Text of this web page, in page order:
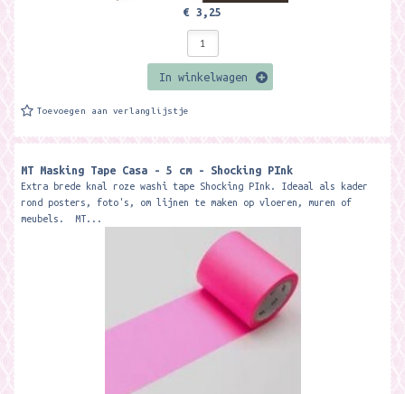
€ 3,25
In winkelwagen
Toevoegen aan verlanglijstje
MT Masking Tape Casa - 5 cm - Shocking PInk
Extra brede knal roze washi tape Shocking PInk. Ideaal als kader
rond posters, foto's, om lijnen te maken op vloeren, muren of
meubels. MT...